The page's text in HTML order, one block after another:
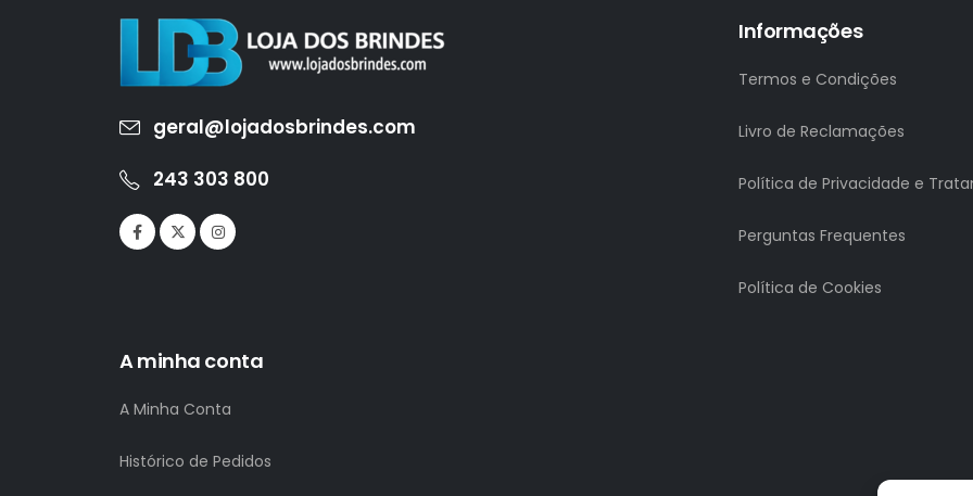
geral@lojadosbrindes.com
243 303 800
Informações
Termos e Condições
Livro de Reclamações
Política de Privacidade e
Perguntas Frequentes
Política de Cookies
A minha conta
A Minha Conta
Histórico de Pedidos